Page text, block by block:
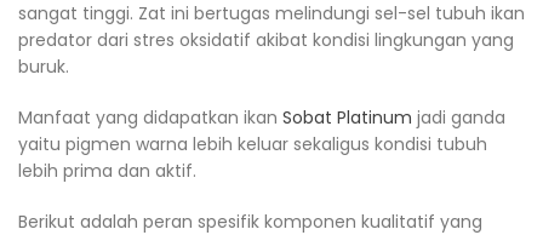
sangat tinggi. Zat ini bertugas melindungi sel-sel tubuh ikan
predator dari stres oksidatif akibat kondisi lingkungan yang
buruk.
Manfaat yang didapatkan ikan Sobat Platinum jadi ganda
yaitu pigmen warna lebih keluar sekaligus kondisi tubuh
lebih prima dan aktif.
Berikut adalah peran spesifik komponen kualitatif yang